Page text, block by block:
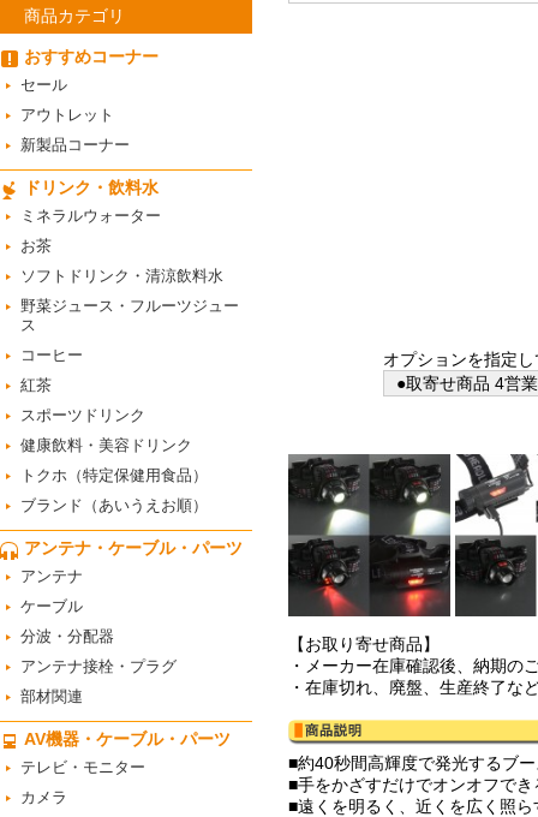
商品カテゴリ
おすすめコーナー
セール
アウトレット
新製品コーナー
ドリンク・飲料水
ミネラルウォーター
お茶
ソフトドリンク・清涼飲料水
野菜ジュース・フルーツジュー
ス
コーヒー
紅茶
スポーツドリンク
健康飲料・美容ドリンク
トクホ（特定保健用食品）
ブランド（あいうえお順）
アンテナ・ケーブル・パーツ
アンテナ
ケーブル
分波・分配器
アンテナ接栓・プラグ
部材関連
AV機器・ケーブル・パーツ
テレビ・モニター
カメラ
オプションを指定
●取寄せ商品 4営
【お取り寄せ商品】
・メーカー在庫確認後、納期の
・在庫切れ、廃盤、生産終了な
■約40秒間高輝度で発光するブ
■手をかざすだけでオンオフで
■遠くを明るく、近くを広く照